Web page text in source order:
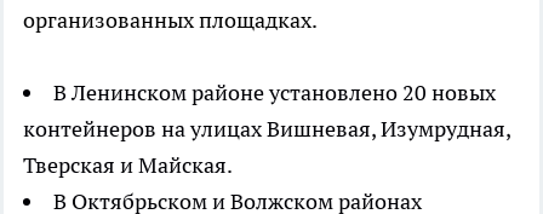
организованных площадках.
В Ленинском районе установлено 20 новых
контейнеров на улицах Вишневая, Изумрудная,
Тверская и Майская.
В Октябрьском и Волжском районах